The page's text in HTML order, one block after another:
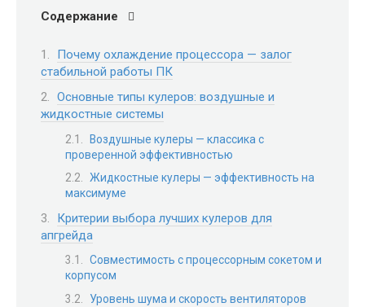
Содержание
Почему охлаждение процессора — залог
стабильной работы ПК
Основные типы кулеров: воздушные и
жидкостные системы
Воздушные кулеры — классика с
проверенной эффективностью
Жидкостные кулеры — эффективность на
максимуме
Критерии выбора лучших кулеров для
апгрейда
Совместимость с процессорным сокетом и
корпусом
Уровень шума и скорость вентиляторов